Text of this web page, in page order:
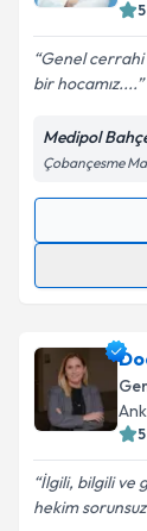
5
Genel cerrahi
bir hocamız....
Medipol
Çobançesme
takvim
E-
5
İlgili, bilgili ve
hekim